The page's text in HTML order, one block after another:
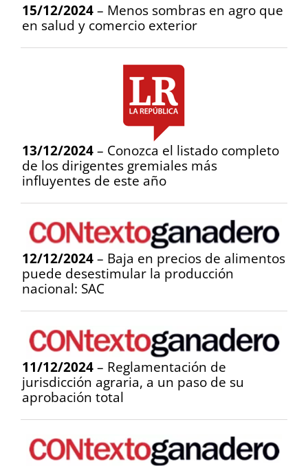
15/12/2024 – Menos sombras en agro que
en salud y comercio exterior
13/12/2024 – Conozca el listado completo
de los dirigentes gremiales más
influyentes de este año
12/12/2024 – Baja en precios de alimentos
puede desestimular la producción
nacional: SAC
11/12/2024 – Reglamentación de
jurisdicción agraria, a un paso de su
aprobación total